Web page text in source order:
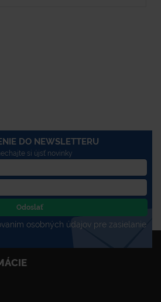
DO NEWSLETTERU
si újsť novinky
Odoslať
osobných údajov pre zasielanie